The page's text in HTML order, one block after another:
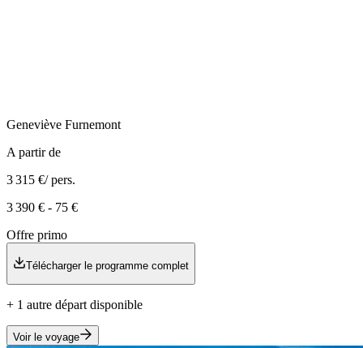
Geneviève Furnemont
A partir de
3 315 €/ pers.
3 390 € - 75 €
Offre primo
Télécharger le programme complet
+ 1 autre départ disponible
Voir le voyage